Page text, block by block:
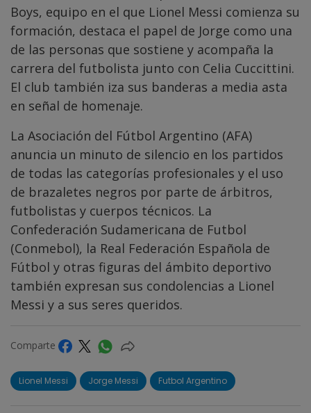
Boys, equipo en el que Lionel Messi comienza su
formación, destaca el papel de Jorge como una
de las personas que sostiene y acompaña la
carrera del futbolista junto con Celia Cuccittini.
El club también iza sus banderas a media asta
en señal de homenaje.
La Asociación del Fútbol Argentino (AFA)
anuncia un minuto de silencio en los partidos
de todas las categorías profesionales y el uso
de brazaletes negros por parte de árbitros,
futbolistas y cuerpos técnicos. La
Confederación Sudamericana de Futbol
(Conmebol), la Real Federación Española de
Fútbol y otras figuras del ámbito deportivo
también expresan sus condolencias a Lionel
Messi y a sus seres queridos.
Comparte
Lionel Messi Jorge Messi Futbol Argentino